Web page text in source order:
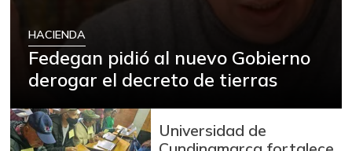
HACIENDA
Fedegan pidió al nuevo Gobierno
derogar el decreto de tierras
Universidad de